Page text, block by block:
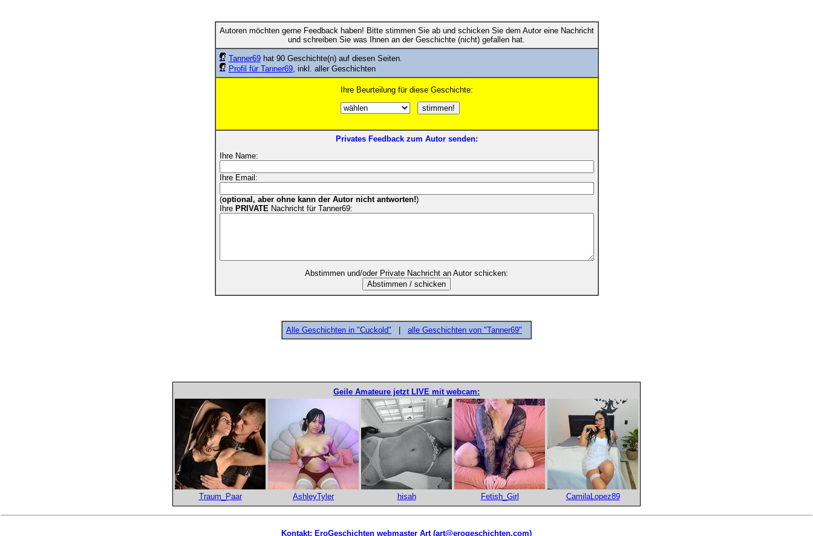
Autoren möchten gerne Feedback haben! Bitte stimmen Sie ab und schicken Sie dem Autor eine Nachricht
und schreiben Sie was Ihnen an der Geschichte (nicht) gefallen hat.
Tanner69hat 90 Geschichte(n) auf diesen Seiten.
Profil für Tanner69, inkl. aller Geschichten
Ihre Beurteilung für diese Geschichte:
Privates Feedback zum Autor senden:
Ihre Name:
Ihre Email:
(optional, aber ohne kann der Autor nicht antworten!)
Ihre PRIVATE Nachricht für Tanner69:
Abstimmen und/oder Private Nachricht an Autor schicken:
Alle Geschichten in "Cuckold" alle Geschichten von "Tanner69"
Geile Amateure jetzt LIVE mit webcam:
Traum_Paar AshleyTyler hisah Fetish_Girl CamilaLopez89
Kontakt: EroGeschichten webmaster Art (art@erogeschichten.com)